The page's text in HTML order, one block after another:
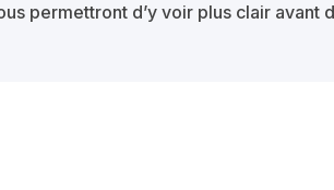
permettront d’y voir plus clair